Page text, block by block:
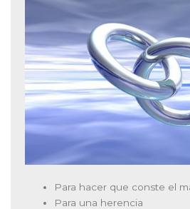
Para hacer que conste el
Para una herencia